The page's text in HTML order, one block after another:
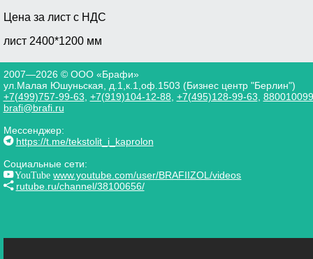
Цена за лист с НДС
лист 2400*1200 мм
2007—2026 © ООО «Брафи»
ул.Малая Юшуньская, д.1,к.1,оф.1503 (Бизнес центр "Берлин")
+7(499)757-99-63 +7(919)104-12-88 +7(495)128-99-63
brafi@brafi.ru
Мессенджер:
https://t.me/tekstolit_i_kaprolon
Социальные сети:
YouTube www.youtube.com/user/BRAFIIZOL/videos
rutube.ru/channel/38100656/